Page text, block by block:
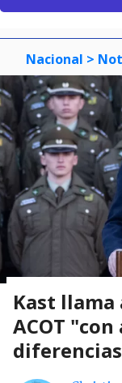
Nacional >
Kast
ACOT